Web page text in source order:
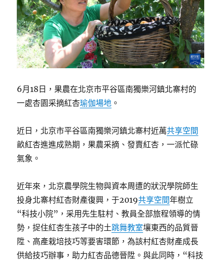
6月18日，果農在北京市平谷區南獨樂河鎮北寨村的
一處杏園采摘紅杏瑜伽場地 。
近日，北京市平谷區南獨樂河鎮北寨村近萬共享空間
畝紅杏進進成熟期，果農采摘、發賣紅杏，一派忙碌
氣象。
近年來，北京農學院生物與資本周遭的狀況學院師生
投身北寨村紅杏財產復興，于2019共享空間年樹立
“科技小院”，采用先生駐村、教員全部旅程領導的情
勢，捉住紅杏生孩子中的土跳舞教室壤東西的品質晉
陞、高產栽培技巧等要害環節，為該村紅杏財產成長
供給技巧辦事，助力紅杏品德晉陞。與此同時，“科技